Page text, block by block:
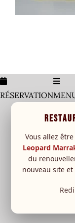
leopard
Special event
RESERVATION
RÉSERVATION
Vous allez
Leopard
du
nouveau site